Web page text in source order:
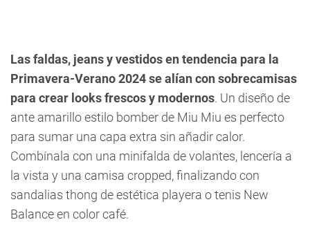
Las faldas, jeans y vestidos en tendencia para la
Primavera-Verano 2024 se alían con sobrecamisas
para crear looks frescos y modernos. Un diseño de
ante amarillo estilo bomber de Miu Miu es perfecto
para sumar una capa extra sin añadir calor.
Combínala con una minifalda de volantes, lencería a
la vista y una camisa cropped, finalizando con
sandalias thong de estética playera o tenis New
Balance en color café.